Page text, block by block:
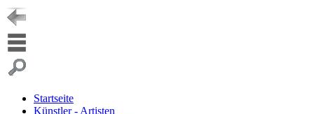
Startseite
Künstler - Artisten